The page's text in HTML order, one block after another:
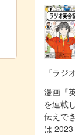
『ラジ
漫画『
を連載
伝えで
は 2023